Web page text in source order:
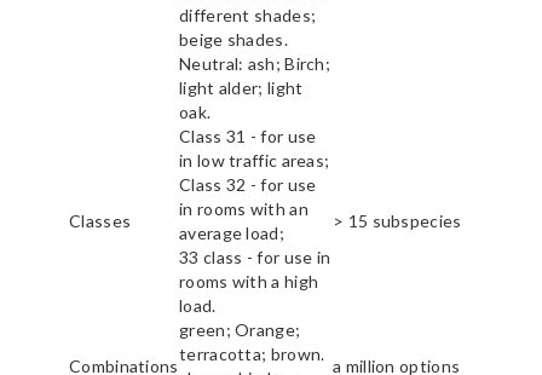
different shades;
beige shades.
Neutral: ash; Birch;
light alder; light
oak.
Classes
Class 31 - for use
in low traffic areas;
Class 32 - for use
in rooms with an
average load;
33 class - for use in
rooms with a high
load.
> 15 subspecies
Combinations
green; Orange;
terracotta; brown.
a million options